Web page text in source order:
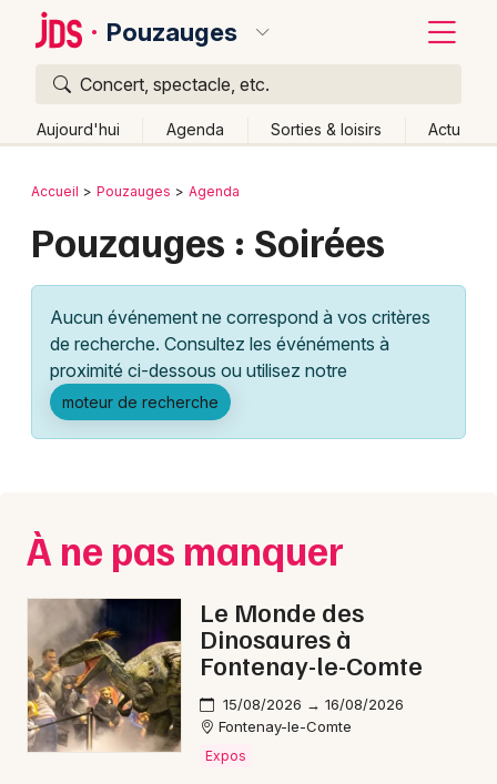
Pouzauges
Concert, spectacle, etc.
Aujourd'hui Agenda Sorties & loisirs Actu
Publier un événement
Grands événements
Activité & Expérience
Manifestations
Spectacles
Concerts
Sports
Soirées
Sorties famille
Bordeaux
Lille
Lyon
Marseille
Nantes
Nice
Paris
Strasbourg
Toulouse
Retour
Accueil Pouzauges Agenda
Pouzauges : Soirées
Aucun événement ne correspond à vos critères
de recherche. Consultez les événéments à
proximité ci-dessous ou utilisez notre
moteur de recherche
À ne pas manquer
Le Monde des
Dinosaures à
Fontenay-le-Comte
15/08/2026 → 16/08/2026
Fontenay-le-Comte
Expos
Quoi ?
Où ?
Pays de la Loire
Partout Près de moi Changer de lieu
Quand ?
Ce week-end